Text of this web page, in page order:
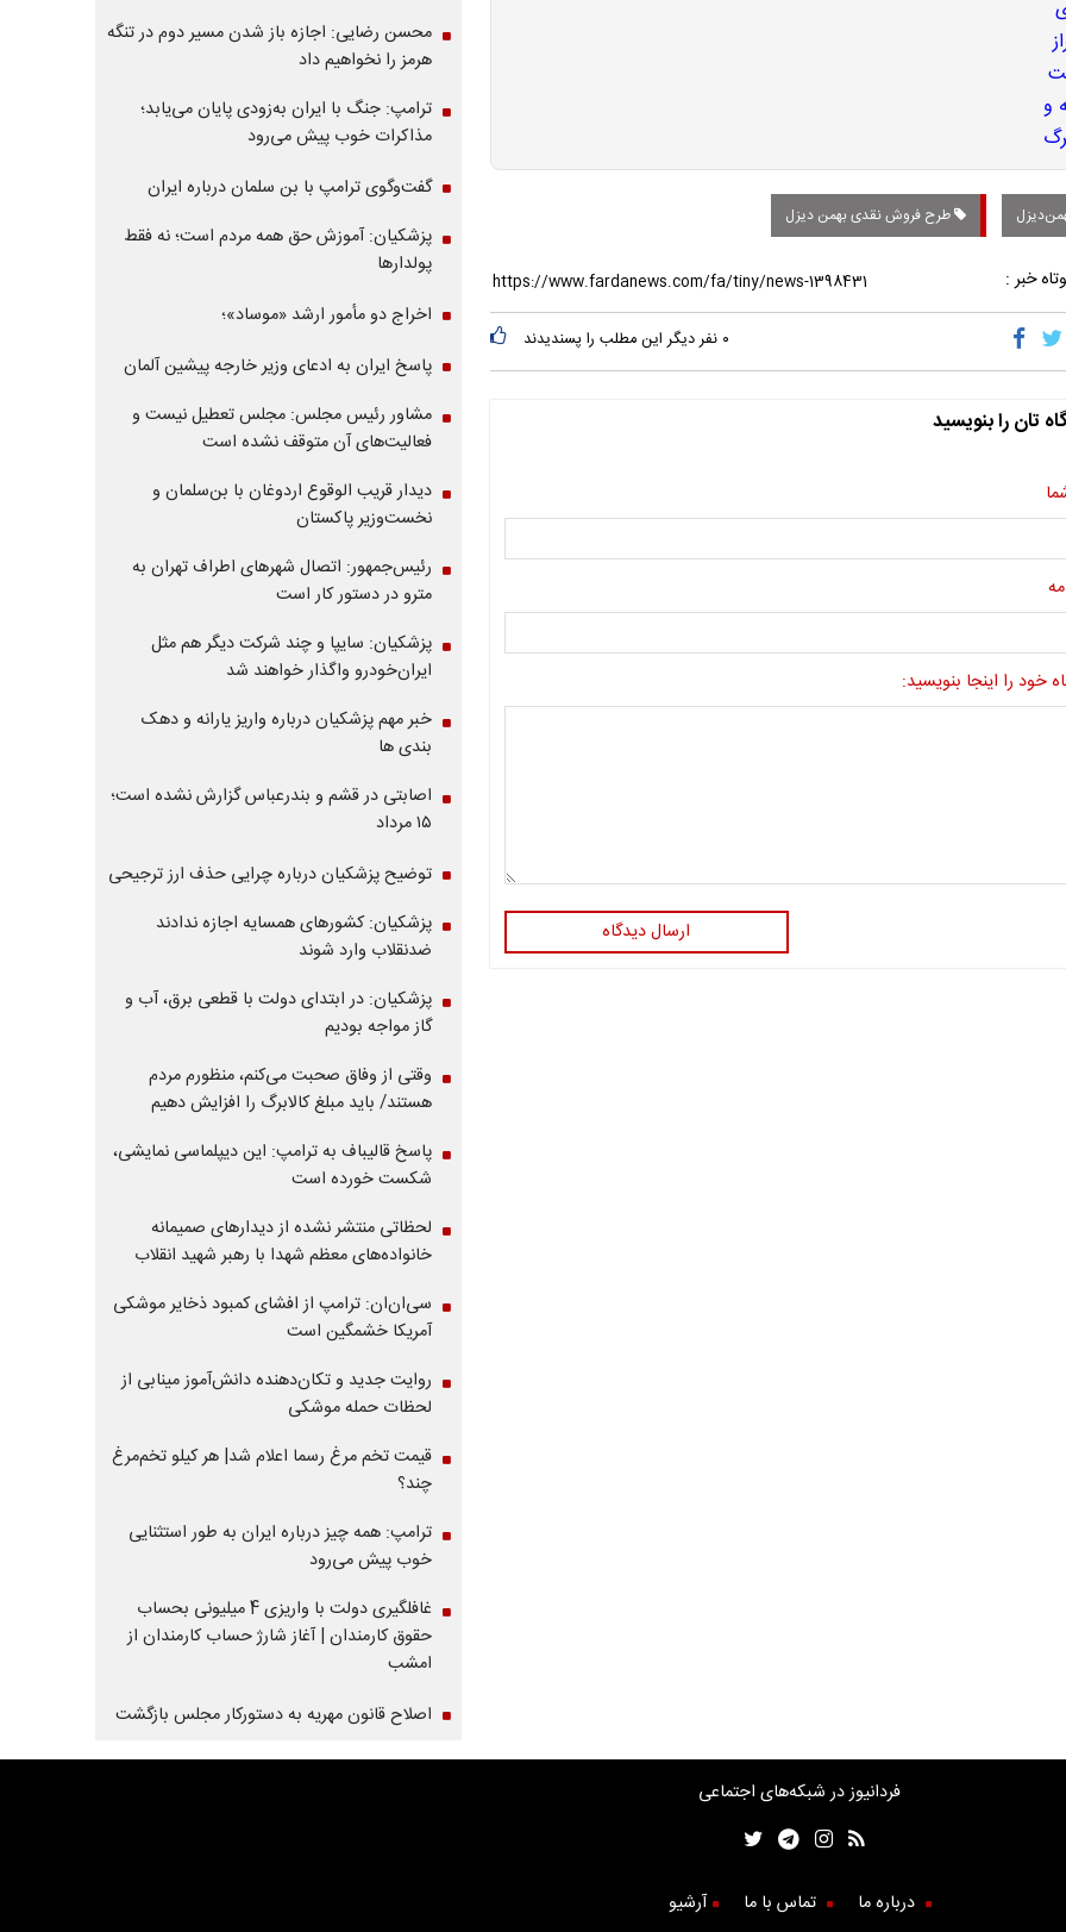
طرح فروش نقدی بهمن دیزل
خبر :
۰ نفر دیگر این مطلب را پسندیدند
تان را بنویسید
خود را اینجا بنویسید:
ارسال دیدگاه
محسن رضایی: اجازه باز شدن مسیر دوم در تنگه
هرمز را نخواهیم داد
ترامپ: جنگ با ایران به‌زودی پایان می‌یابد؛
مذاکرات خوب پیش می‌رود
گفت‌وگوی ترامپ با بن سلمان درباره ایران
پزشکیان: آموزش حق همه مردم است؛ نه فقط
پولدارها
اخراج دو مأمور ارشد «موساد»؛
پاسخ ایران به ادعای وزیر خارجه پیشین آلمان
مشاور رئیس مجلس: مجلس تعطیل نیست و
فعالیت‌های آن متوقف نشده است
دیدار قریب الوقوع اردوغان با بن‌سلمان و
نخست‌وزیر پاکستان
رئیس‌جمهور: اتصال شهرهای اطراف تهران به
مترو در دستور کار است
پزشکیان: سایپا و چند شرکت دیگر هم مثل
ایران‌خودرو واگذار خواهند شد
خبر مهم پزشکیان درباره واریز یارانه و دهک
بندی ها
اصابتی در قشم و بندرعباس گزارش نشده است؛
۱۵ مرداد
توضیح پزشکیان درباره چرایی حذف ارز ترجیحی
پزشکیان: کشورهای همسایه اجازه ندادند
ضدنقلاب وارد شوند
پزشکیان: در ابتدای دولت با قطعی برق، آب و
گاز مواجه بودیم
وقتی از وفاق صحبت می‌کنم، منظورم مردم
هستند/ باید مبلغ کالابرگ را افزایش دهیم
پاسخ قالیباف به ترامپ: این دیپلماسی نمایشی،
شکست خورده است
لحظاتی منتشر نشده از دیدارهای صمیمانه
خانواده‌های معظم شهدا با رهبر شهید انقلاب
سی‌ان‌ان: ترامپ از افشای کمبود ذخایر موشکی
آمریکا خشمگین است
روایت جدید و تکان‌دهنده دانش‌آموز مینابی از
لحظات حمله موشکی
قیمت تخم مرغ رسما اعلام شد| هر کیلو تخم‌مرغ
چند؟
ترامپ: همه چیز درباره ایران به طور استثنایی
خوب پیش می‌رود
غافلگیری دولت با واریزی 4 میلیونی بحساب
حقوق کارمندان | آغاز شارژ حساب کارمندان از
امشب
اصلاح قانون مهریه به دستورکار مجلس بازگشت
فردانیوز در شبکه‌های اجتماعی
درباره ما تماس با ما آرشیو